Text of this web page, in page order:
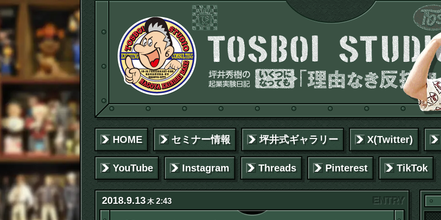
HOME セミナー情報 坪井式ギャラリー X(Twitter)
YouTube Instagram Threads Pinterest TikTok
2018.9.13木2:43